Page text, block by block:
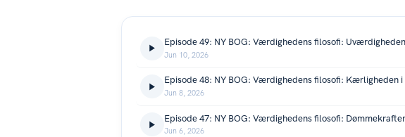
Jun 10, 2026
Jun 8, 2026
Jun 6, 2026